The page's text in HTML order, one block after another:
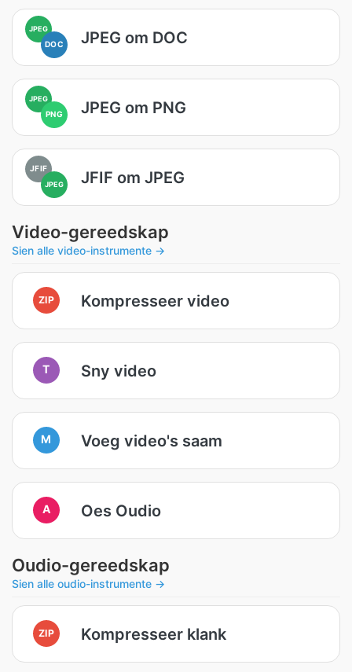
JPEG
DOC JPEG om DOC
JPEG
PNG JPEG om PNG
JFIF
JPEG JFIF om JPEG
Video-gereedskap
Sien alle video-instrumente →
ZIP Kompresseer video
T Sny video
M Voeg video's saam
A Oes Oudio
Oudio-gereedskap
Sien alle oudio-instrumente →
ZIP Kompresseer klank